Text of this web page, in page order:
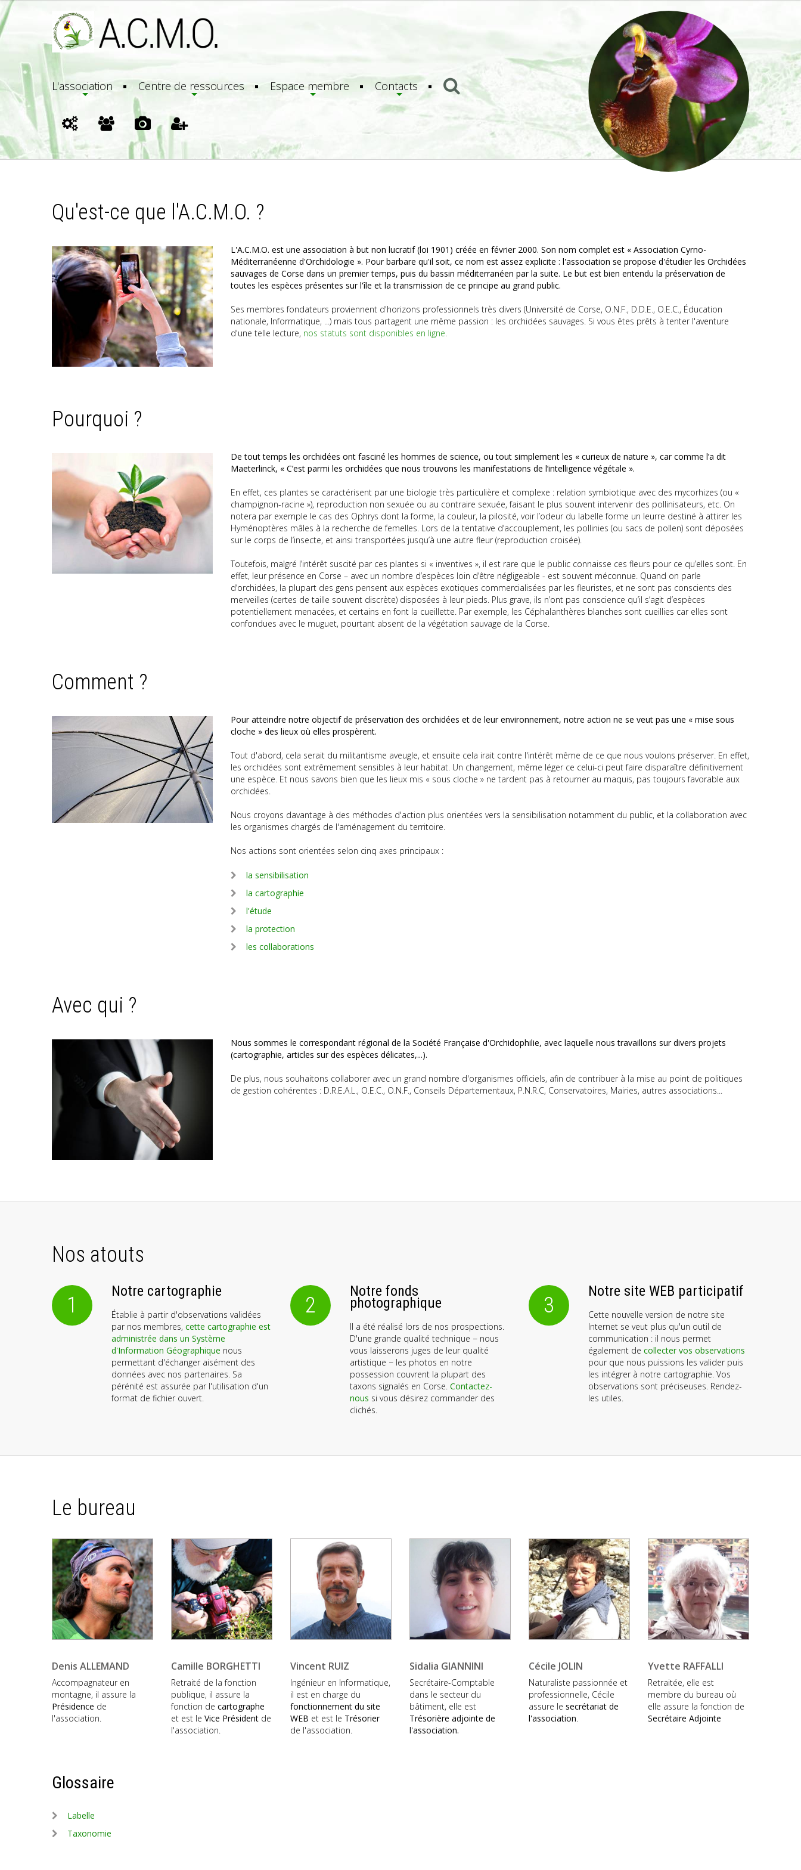
L'association Centre de ressources Espace membre Contacts
Qu'est-ce que l'A.C.M.O. ?
L'A.C.M.O. est une association à but non lucratif (loi 1901) créée en février 2000. Son nom complet est « Association Cyrno-
Méditerranéenne d'Orchidologie ». Pour barbare qu'il soit, ce nom est assez explicite : l'association se propose d'étudier les Orchidées
sauvages de Corse dans un premier temps, puis du bassin méditerranéen par la suite. Le but est bien entendu la préservation de
toutes les espèces présentes sur l'île et la transmission de ce principe au grand public.
Ses membres fondateurs proviennent d'horizons professionnels très divers (Université de Corse, O.N.F., D.D.E., O.E.C., Éducation
nationale, Informatique, ...) mais tous partagent une même passion : les orchidées sauvages. Si vous êtes prêts à tenter l'aventure
d'une telle lecture, nos statuts sont disponibles en ligne.
Pourquoi ?
De tout temps les orchidées ont fasciné les hommes de science, ou tout simplement les « curieux de nature », car comme l’a dit
Maeterlinck, « C’est parmi les orchidées que nous trouvons les manifestations de l’intelligence végétale ».
En effet, ces plantes se caractérisent par une biologie très particulière et complexe : relation symbiotique avec des mycorhizes (ou «
champignon-racine »), reproduction non sexuée ou au contraire sexuée, faisant le plus souvent intervenir des pollinisateurs, etc. On
notera par exemple le cas des Ophrys dont la forme, la couleur, la pilosité, voir l’odeur du labelle forme un leurre destiné à attirer les
Hyménoptères mâles à la recherche de femelles. Lors de la tentative d’accouplement, les pollinies (ou sacs de pollen) sont déposées
sur le corps de l’insecte, et ainsi transportées jusqu’à une autre fleur (reproduction croisée).
Toutefois, malgré l’intérêt suscité par ces plantes si « inventives », il est rare que le public connaisse ces fleurs pour ce qu’elles sont. En
effet, leur présence en Corse – avec un nombre d’espèces loin d’être négligeable - est souvent méconnue. Quand on parle
d’orchidées, la plupart des gens pensent aux espèces exotiques commercialisées par les fleuristes, et ne sont pas conscients des
merveilles (certes de taille souvent discrète) disposées à leur pieds. Plus grave, ils n’ont pas conscience qu’il s’agit d’espèces
potentiellement menacées, et certains en font la cueillette. Par exemple, les Céphalanthères blanches sont cueillies car elles sont
confondues avec le muguet, pourtant absent de la végétation sauvage de la Corse.
Comment ?
Pour atteindre notre objectif de préservation des orchidées et de leur environnement, notre action ne se veut pas une « mise sous
cloche » des lieux où elles prospèrent.
Tout d'abord, cela serait du militantisme aveugle, et ensuite cela irait contre l'intérêt même de ce que nous voulons préserver. En effet,
les orchidées sont extrêmement sensibles à leur habitat. Un changement, même léger ce celui-ci peut faire disparaître définitivement
une espèce. Et nous savons bien que les lieux mis « sous cloche » ne tardent pas à retourner au maquis, pas toujours favorable aux
orchidées.
Nous croyons davantage à des méthodes d'action plus orientées vers la sensibilisation notamment du public, et la collaboration avec
les organismes chargés de l'aménagement du territoire.
Nos actions sont orientées selon cinq axes principaux :
la sensibilisation
la cartographie
l'étude
la protection
les collaborations
Avec qui ?
Nous sommes le correspondant régional de la Société Française d'Orchidophilie, avec laquelle nous travaillons sur divers projets
(cartographie, articles sur des espèces délicates,...).
De plus, nous souhaitons collaborer avec un grand nombre d'organismes officiels, afin de contribuer à la mise au point de politiques
de gestion cohérentes : D.R.E.A.L., O.E.C., O.N.F., Conseils Départementaux, P.N.R.C, Conservatoires, Mairies, autres associations...
Nos atouts
1
Notre cartographie
Établie à partir d'observations validées
par nos membres, cette cartographie est
administrée dans un Système
d'Information Géographique nous
permettant d'échanger aisément des
données avec nos partenaires. Sa
pérénité est assurée par l'utilisation d'un
format de fichier ouvert.
2
Notre fonds
photographique
Il a été réalisé lors de nos prospections.
D'une grande qualité technique − nous
vous laisserons juges de leur qualité
artistique − les photos en notre
possession couvrent la plupart des
taxons signalés en Corse. Contactez-
nous si vous désirez commander des
clichés.
3
Notre site WEB participatif
Cette nouvelle version de notre site
Internet se veut plus qu'un outil de
communication : il nous permet
également de collecter vos observations
pour que nous puissions les valider puis
les intégrer à notre cartographie. Vos
observations sont préciseuses. Rendez-
les utiles.
Le bureau
Denis ALLEMAND
Accompagnateur en
montagne, il assure la
Présidence de
l'association.
Camille BORGHETTI
Retraité de la fonction
publique, il assure la
fonction de cartographe
et est le Vice Président de
l'association.
Vincent RUIZ
Ingénieur en Informatique,
il est en charge du
fonctionnement du site
WEB et est le Trésorier
de l'association.
Sidalia GIANNINI
Secrétaire-Comptable
dans le secteur du
bâtiment, elle est
Trésorière adjointe de
l'association.
Cécile JOLIN
Naturaliste passionnée et
professionnelle, Cécile
assure le secrétariat de
l'association
Yvette RAFFALLI
Retraitée, elle est
membre du bureau où
elle assure la fonction de
Secrétaire Adjointe
Glossaire
Labelle
Taxonomie